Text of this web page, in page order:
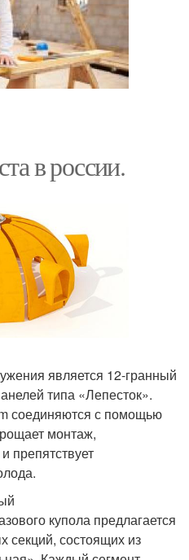
в россии.
является 12-гранный
типа «Лепесток».
соединяются с помощью
монтаж,
препятствует
купола предлагается
секций, состоящих из